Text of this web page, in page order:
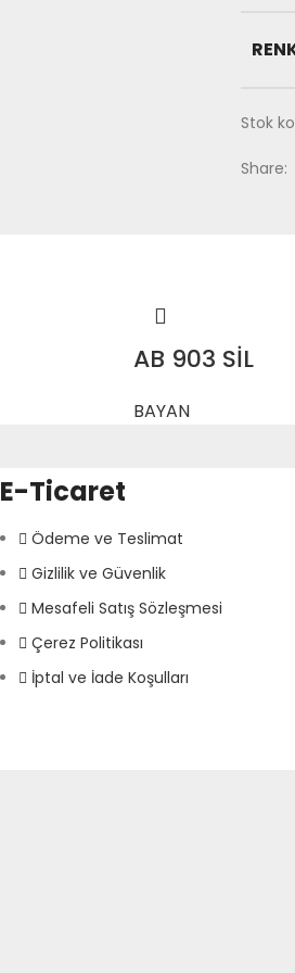
Stok
Share:
AB 903 SİL
BAYAN
E-Ticaret
Ödeme ve Teslimat
Gizlilik ve Güvenlik
Mesafeli Satış Sözleşmesi
Çerez Politikası
İptal ve İade Koşulları